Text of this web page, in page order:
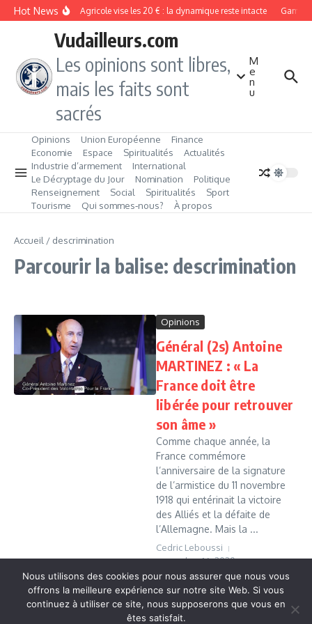
Aller au contenu
Hot NewsCrédit Agricole vise les 20 € : la dynamique reste intacte
Vudailleurs.com
Les opinions sont libres,
mais les faits sont
sacrés
M
e
n
u
Opinions Union Européenne
Finance
Economie
Espace Spiritualités
Actualités
Industrie d’armement
International
Le Décryptage du Jour
Nomination
Politique
Renseignement
Social Spiritualités
Sport
Tourisme
Qui sommes‑nous? À propos
Accueil / descrimination
Parcourir la balise: descrimination
Opinions
Général (2s) Antoine
MARTINEZ : « La
France doit être
libérée pour retrouver
son âme »
Comme chaque année, la
France commémore
l’anniversaire de la signature
de l’armistice du 11 novembre
1918 qui entérinait la victoire
des Alliés et la défaite de
l’Allemagne. Mais la ...
Cedric Leboussi
novembre 16, 2020
Read More
Nous utilisons des cookies pour nous assurer que nous vous
offrons la meilleure expérience sur notre site Web. Si vous
continuez à utiliser ce site, nous supposerons que vous en
êtes satisfait.